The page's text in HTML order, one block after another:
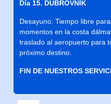
Día 15. DUBROVNIK
Desayuno. Tiempo libre
momentos en la costa
traslado al aeropuerto para
próximo destino.
FIN DE NUESTROS